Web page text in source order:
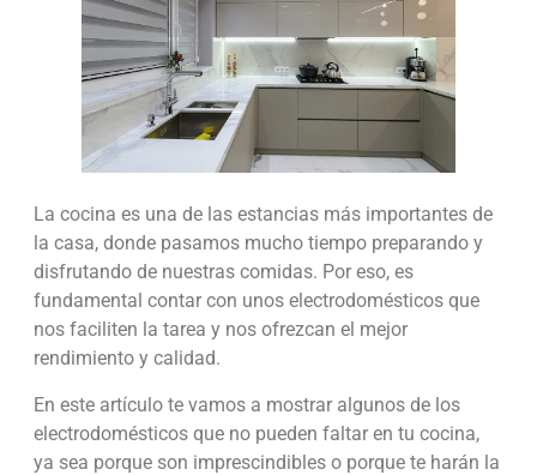
La cocina es una de las estancias más importantes de
la casa, donde pasamos mucho tiempo preparando y
disfrutando de nuestras comidas. Por eso, es
fundamental contar con unos electrodomésticos que
nos faciliten la tarea y nos ofrezcan el mejor
rendimiento y calidad.
En este artículo te vamos a mostrar algunos de los
electrodomésticos que no pueden faltar en tu cocina,
ya sea porque son imprescindibles o porque te harán la